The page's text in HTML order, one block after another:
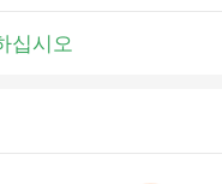
십시오